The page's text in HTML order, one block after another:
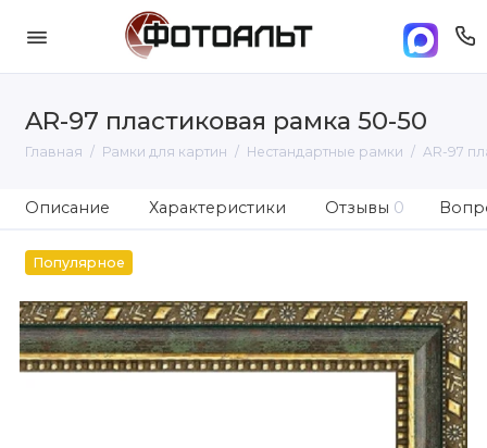
AR-97 пластиковая рамка 50-50
Главная Рамки для картин Нестандартные рамки AR-97
Описание Характеристики Отзывы 0
Популярное